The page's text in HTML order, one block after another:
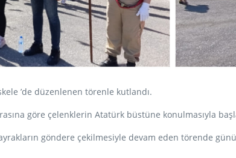
’de düzenlenen törenle kutlandı.
göre çelenklerin Atatürk büstüne konulmasıyla
göndere çekilmesiyle devam eden törende